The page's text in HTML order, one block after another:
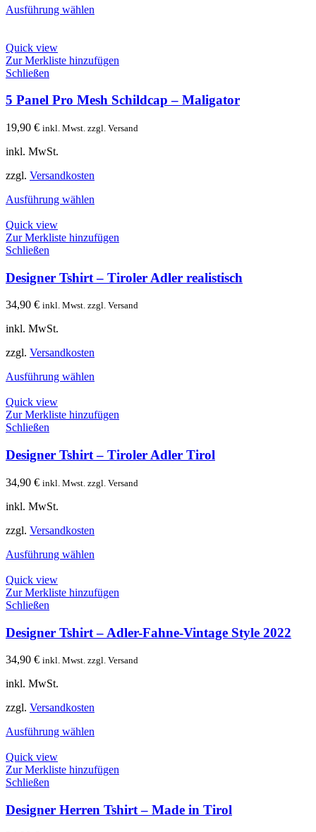
Ausführung wählen
Quick view
Zur Merkliste hinzufügen
Schließen
5 Panel Pro Mesh Schildcap – Maligator
19,90 € inkl. Mwst. zzgl. Versand
inkl. MwSt.
zzgl. Versandkosten
Ausführung wählen
Quick view
Zur Merkliste hinzufügen
Schließen
Designer Tshirt – Tiroler Adler realistisch
34,90 € inkl. Mwst. zzgl. Versand
inkl. MwSt.
zzgl. Versandkosten
Ausführung wählen
Quick view
Zur Merkliste hinzufügen
Schließen
Designer Tshirt – Tiroler Adler Tirol
34,90 € inkl. Mwst. zzgl. Versand
inkl. MwSt.
zzgl. Versandkosten
Ausführung wählen
Quick view
Zur Merkliste hinzufügen
Schließen
Designer Tshirt – Adler-Fahne-Vintage Style 2022
34,90 € inkl. Mwst. zzgl. Versand
inkl. MwSt.
zzgl. Versandkosten
Ausführung wählen
Quick view
Zur Merkliste hinzufügen
Schließen
Designer Herren Tshirt – Made in Tirol